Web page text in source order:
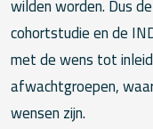
wilden worden. Dus
cohortstudie en de
met de wens tot
afwachtgroepen,
wensen zijn.